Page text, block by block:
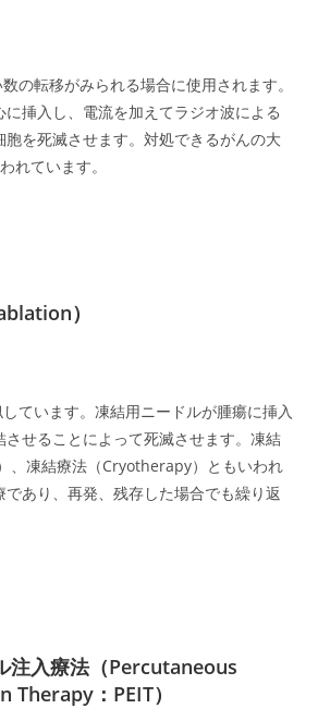
の転移がみられる場合に使用されます。
挿入し、電流を加えてラジオ波による
を死滅させます。対処できるがんの大
れています。
）
ています。凍結用ニードルが腫瘍に挿入
させることによって死滅させます。凍結
、凍結療法（Cryotherapy）ともいわれ
あり、再発、残存した場合でも繰り返
注入療法（Percutaneous
：PEIT）